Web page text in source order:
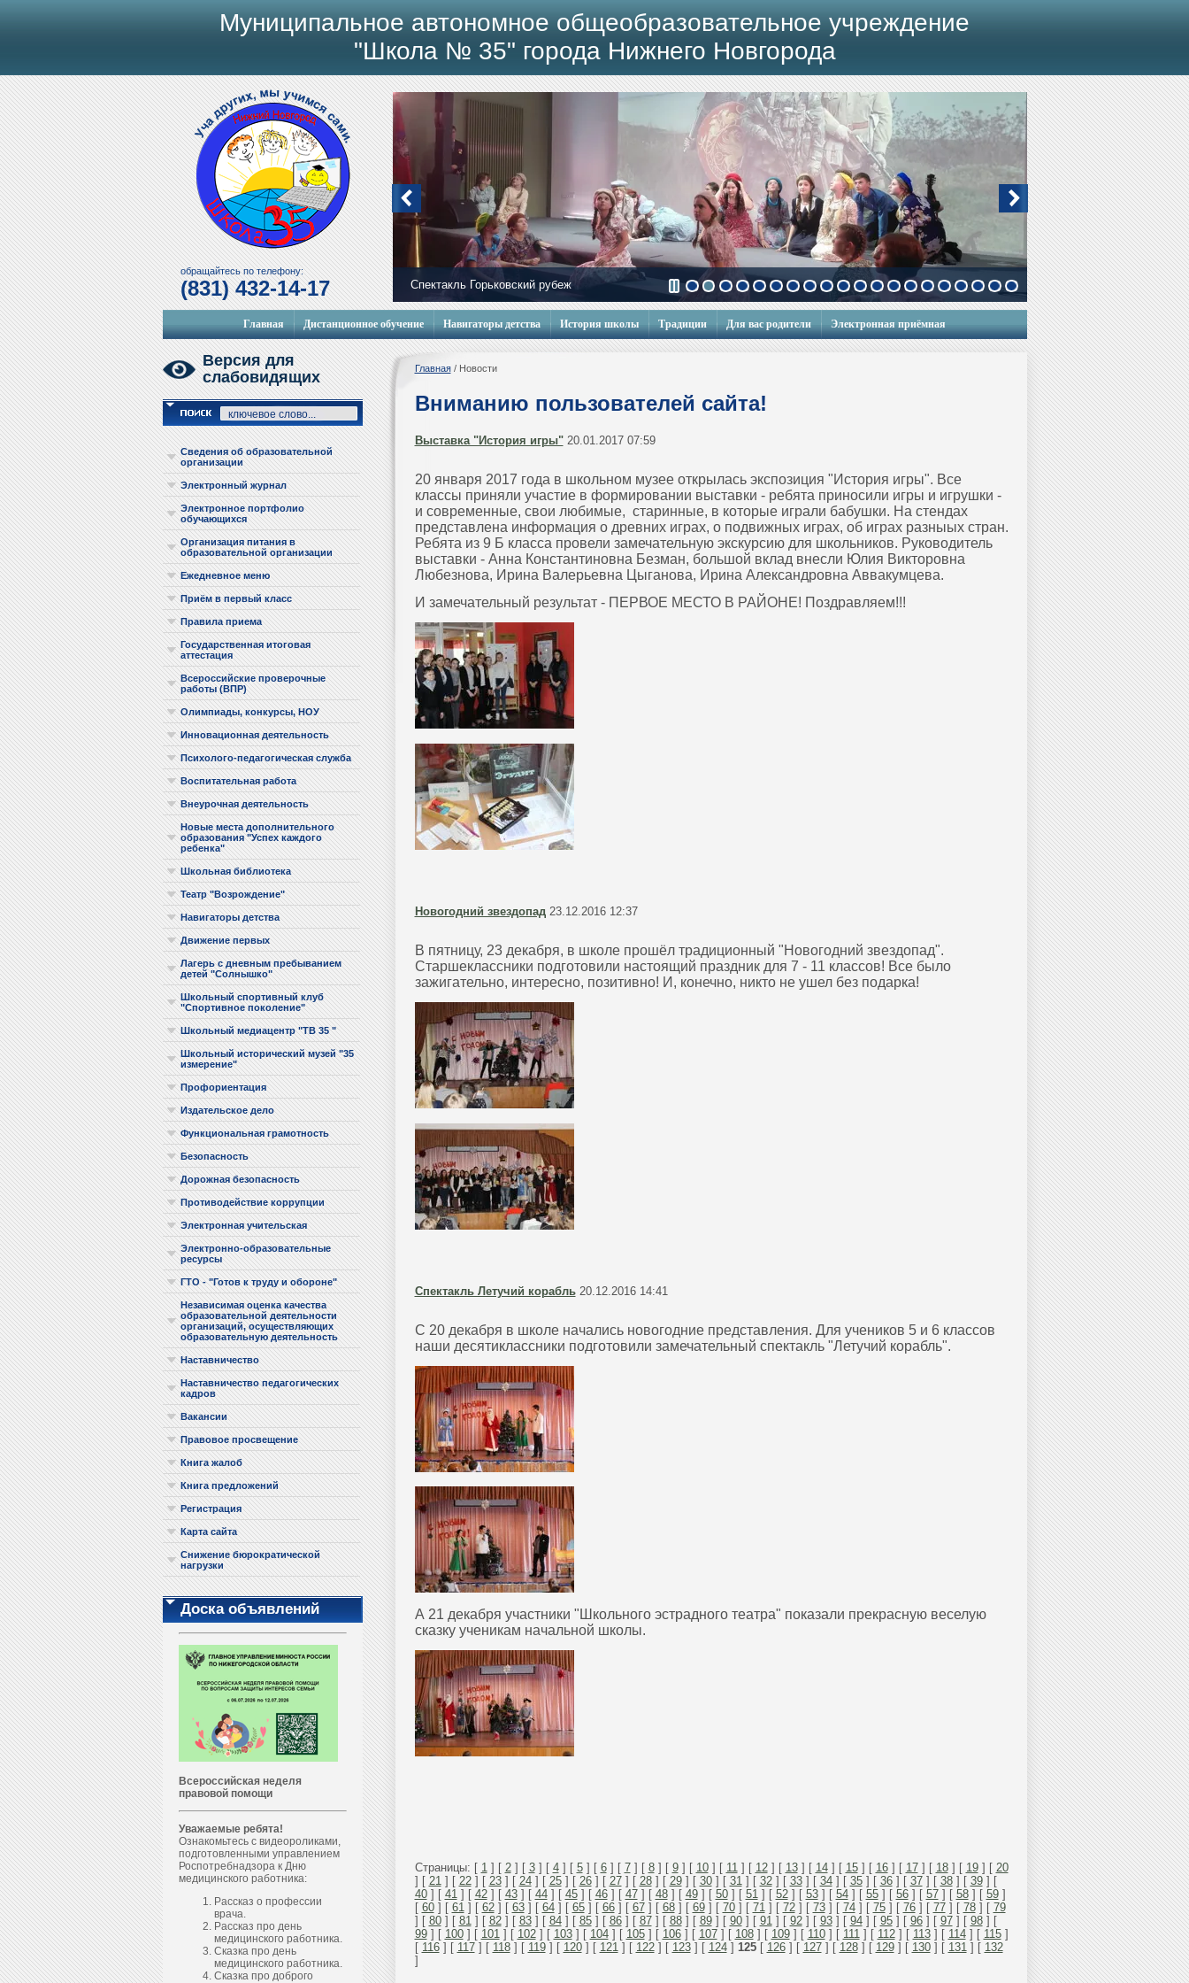
Спектакль Горьковский рубеж
обращайтесь по телефону:
(831) 432-14-17
Муниципальное автономное общеобразовательное учреждение
"Школа № 35" города Нижнего Новгорода
Главная Дистанционное обучение Навигаторы детства История школы Традиции Для вас родители Электронная приёмная
Версия для
слабовидящих
Сведения об образовательной
организации
Электронный журнал
Электронное портфолио
обучающихся
Организация питания в
образовательной организации
Ежедневное меню
Приём в первый класс
Правила приема
Государственная итоговая
аттестация
Всероссийские проверочные
работы (ВПР)
Олимпиады, конкурсы, НОУ
Инновационная деятельность
Психолого-педагогическая служба
Воспитательная работа
Внеурочная деятельность
Новые места дополнительного
образования "Успех каждого
ребенка"
Школьная библиотека
Театр "Возрождение"
Навигаторы детства
Движение первых
Лагерь с дневным пребыванием
детей "Солнышко"
Школьный спортивный клуб
"Спортивное поколение"
Школьный медиацентр "ТВ 35 "
Школьный исторический музей "35
измерение"
Профориентация
Издательское дело
Функциональная грамотность
Безопасность
Дорожная безопасность
Противодействие коррупции
Электронная учительская
Электронно-образовательные
ресурсы
ГТО - "Готов к труду и обороне"
Независимая оценка качества
образовательной деятельности
организаций, осуществляющих
образовательную деятельность
Наставничество
Наставничество педагогических
кадров
Вакансии
Правовое просвещение
Книга жалоб
Книга предложений
Регистрация
Карта сайта
Снижение бюрократической
нагрузки
Доска объявлений
Всероссийская неделя
правовой помощи
Уважаемые ребята!
Ознакомьтесь с видеороликами,
подготовленными управлением
Роспотребнадзора к Дню
медицинского работника:
Рассказ о профессии
врача.
Рассказ про день
медицинского работника.
Сказка про день
медицинского работника.
Сказка про доброго
Главная/ Новости
Вниманию пользователей сайта!
Выставка "История игры"20.01.2017 07:59
20 января 2017 года в школьном музее открылась экспозиция "История игры". Все
классы приняли участие в формировании выставки - ребята приносили игры и игрушки -
и современные, свои любимые, старинные, в которые играли бабушки. На стендах
представлена информация о древних играх, о подвижных играх, об играх разныых стран.
Ребята из 9 Б класса провели замечательную экскурсию для школьников. Руководитель
выставки - Анна Константиновна Безман, большой вклад внесли Юлия Викторовна
Любезнова, Ирина Валерьевна Цыганова, Ирина Александровна Аввакумцева.
И замечательный результат - ПЕРВОЕ МЕСТО В РАЙОНЕ! Поздравляем!!!
Новогодний звездопад23.12.2016 12:37
В пятницу, 23 декабря, в школе прошёл традиционный "Новогодний звездопад".
Старшеклассники подготовили настоящий праздник для 7 - 11 классов! Все было
зажигательно, интересно, позитивно! И, конечно, никто не ушел без подарка!
Спектакль Летучий корабль20.12.2016 14:41
С 20 декабря в школе начались новогодние представления. Для учеников 5 и 6 классов
наши десятиклассники подготовили замечательный спектакль "Летучий корабль".
А 21 декабря участники "Школьного эстрадного театра" показали прекрасную веселую
сказку ученикам начальной школы.
Страницы: [ 1 ] [ 2] [ 3] [ 4] [ 5] [ 6] [ 7] [ 8] [ 9] [ 10] [ 11 ] [ 12] [ 13] [ 14] [ 15] [ 16] [ 17] [ 18] [ 19] [ 20
] [ 21 ] [ 22] [ 23] [ 24] [ 25] [ 26] [ 27] [ 28] [ 29] [ 30] [ 31 ] [ 32] [ 33] [ 34] [ 35] [ 36] [ 37] [ 38] [ 39] [
40] [ 41 ] [ 42] [ 43] [ 44] [ 45] [ 46] [ 47] [ 48] [ 49] [ 50] [ 51 ] [ 52] [ 53] [ 54] [ 55] [ 56] [ 57] [ 58] [ 59]
[ 60] [ 61 ] [ 62] [ 63] [ 64] [ 65] [ 66] [ 67] [ 68] [ 69] [ 70] [ 71 ] [ 72] [ 73] [ 74] [ 75] [ 76] [ 77] [ 78] [ 79
] [ 80] [ 81 ] [ 82] [ 83] [ 84] [ 85] [ 86] [ 87] [ 88] [ 89] [ 90] [ 91 ] [ 92] [ 93] [ 94] [ 95] [ 96] [ 97] [ 98] [
99] [ 100] [ 101 ] [ 102] [ 103] [ 104] [ 105] [ 106] [ 107] [ 108] [ 109] [ 110] [ 111 ] [ 112] [ 113] [ 114] [ 115]
[ 116] [ 117] [ 118] [ 119] [ 120] [ 121 ] [ 122] [ 123] [ 124] 125[ 126] [ 127] [ 128] [ 129] [ 130] [ 131 ] [ 132
]